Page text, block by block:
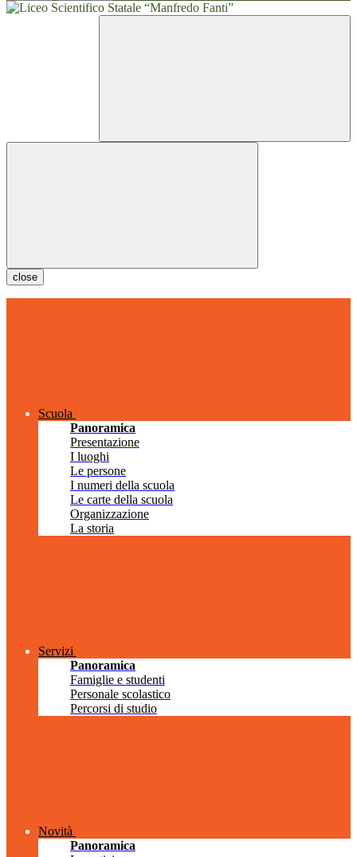
close
Scuola
Panoramica
Presentazione
I luoghi
Le persone
I numeri della scuola
Le carte della scuola
Organizzazione
La storia
Servizi
Panoramica
Famiglie e studenti
Personale scolastico
Percorsi di studio
Novità
Panoramica